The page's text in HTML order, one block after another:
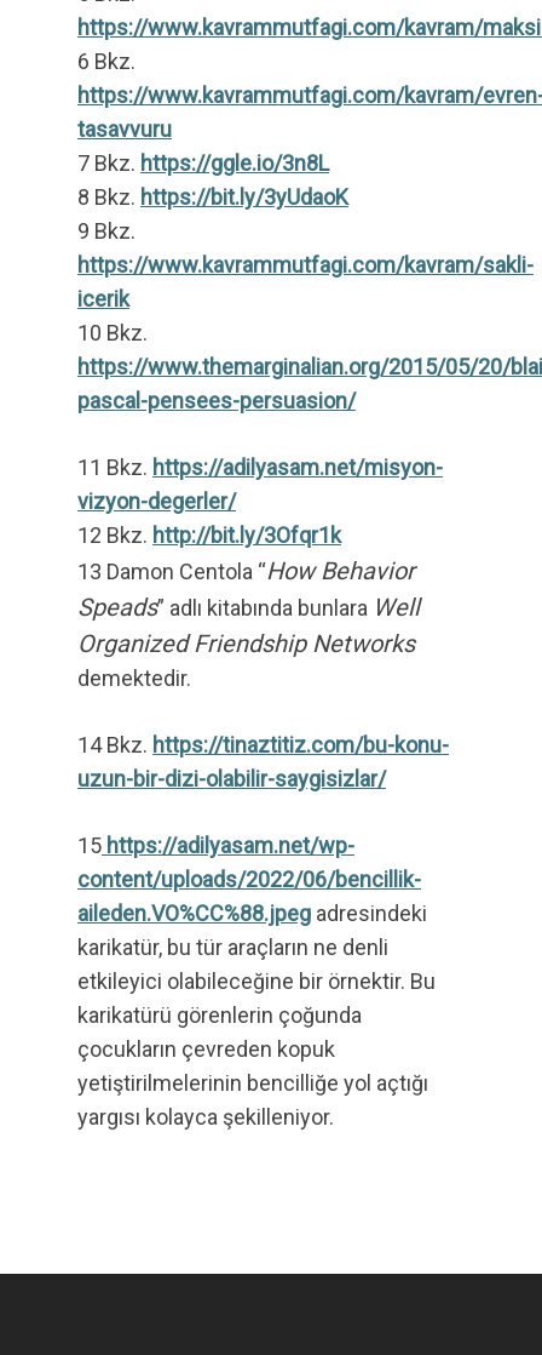
https://www.kavrammutfagi.com/kavram/
6 Bkz.
https://www.kavrammutfagi.com/kavram/
tasavvuru
7 Bkz. https://ggle.io/3n8L
8 Bkz. https://bit.ly/3yUdaoK
9 Bkz.
https://www.kavrammutfagi.com/kavram/sakli-
icerik
10 Bkz.
https://www.themarginalian.org/2015/05/20/
pascal-pensees-persuasion/
11 Bkz. https://adilyasam.net/misyon-
vizyon-degerler/
12 Bkz. http://bit.ly/3Ofqr1k
13 Damon Centola “How Behavior
Speads” adlı kitabında bunlara Well
Organized Friendship Networks
demektedir.
14 Bkz. https://tinaztitiz.com/bu-konu-
uzun-bir-dizi-olabilir-saygisizlar/
15 https://adilyasam.net/wp-
content/uploads/2022/06/bencillik-
aileden.VO%CC%88.jpeg adresindeki
karikatür, bu tür araçların ne denli
etkileyici olabileceğine bir örnektir. Bu
karikatürü görenlerin çoğunda
çocukların çevreden kopuk
yetiştirilmelerinin bencilliğe yol açtığı
yargısı kolayca şekilleniyor.